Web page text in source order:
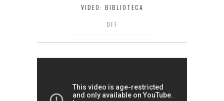
VIDEO: BIBLIOTECA
OFF